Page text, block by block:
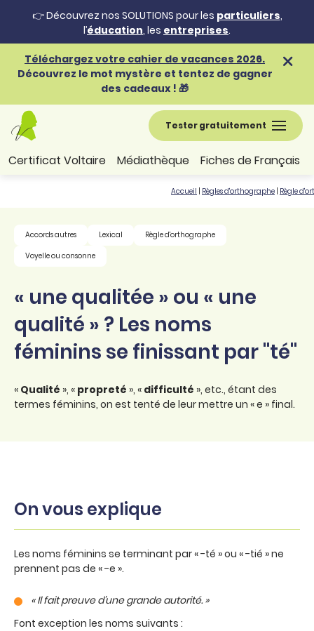
👉 Découvrez nos SOLUTIONS pour les particuliers,
l’éducation, les entreprises.
Téléchargez votre cahier de vacances 2026.
Découvrez le mot mystère et tentez de gagner
des cadeaux ! 🎁
Tester gratuitement
Certificat Voltaire Médiathèque Fiches de Français
Accueil Règles d'orthographe Règle
Accords autres Lexical
Règle d'orthographe
Voyelle ou consonne
« une qualitée » ou « une
qualité » ? Les noms
féminins se finissant par "té"
« Qualité », « propreté », « difficulté », etc., étant des
termes féminins, on est tenté de leur mettre un « e » final.
On vous explique
Les noms féminins se terminant par « -té » ou « -tié » ne
prennent pas de « -e ».
« Il fait preuve d’une grande autorité. »
Font exception les noms suivants :